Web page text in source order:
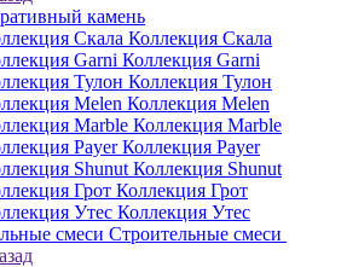
камень
Коллекция Скала
Коллекция Garni
Коллекция Тулон
Коллекция Melen
Коллекция Marble
Коллекция Payer
Коллекция Shunut
Коллекция Грот
Коллекция Утес
Строительные смеси